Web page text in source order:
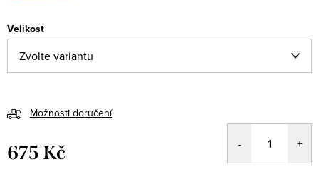
Velikost
Možnosti doručení
675 Kč